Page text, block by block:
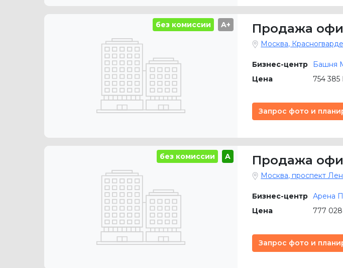
без комиссии A+ Продажа
Москва,
Бизнес-центр
Башня
Цена
754 385
Запрос фото и
без комиссии A Продажа
Москва, проспект
Бизнес-центр Арена
Цена
777
Запрос фото и